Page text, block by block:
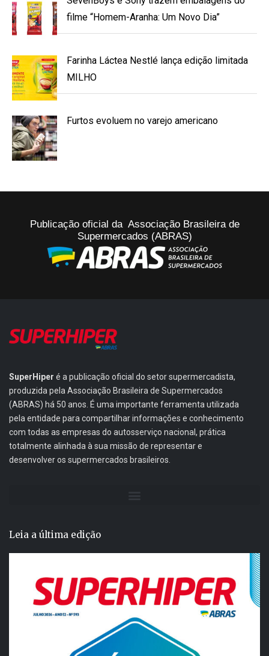
filme “Homem-Aranha: Um Novo Dia”
Farinha Láctea Nestlé lança edição limitada
MILHO
Furtos evoluem no varejo americano
Publicação oficial da Associação Brasileira de
Supermercados (ABRAS)
SuperHiper é a publicação oficial do setor supermercadista,
produzida pela Associação Brasileira de Supermercados
(ABRAS) há 50 anos. É uma importante ferramenta utilizada
pela entidade para compartilhar informações e conhecimento
com todas as empresas do autosserviço nacional, prática
totalmente alinhada à sua missão de representar e
desenvolver os supermercados brasileiros.
Leia a última edição